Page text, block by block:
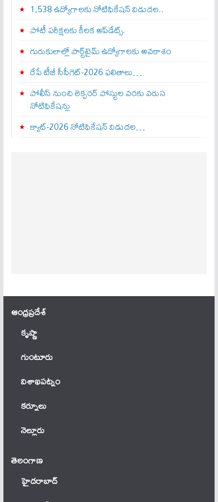
1,538 ఉద్యోగాలకు నోటిఫికేషన్ విడుదల..
పోటీ పరీక్షలకు కీలక అప్‌డేట్స్.
గురుకులాల్లో పార్ట్‌టైమ్ ఉద్యోగాలకు అవకాశం
రేపే టీజీ సీపీగెట్‌-2026 ఫలితాలు…
పోలీస్ నుంచి లెక్చరర్ పోస్టుల వరకు వరుస
నోటిఫికేషన్లు
క్యాట్-2026 నోటిఫికేషన్ విడుదల…
ఆంధ్ర‌ప్ర‌దేశ్
కృష్ణా
గుంటూరు
విశాఖపట్నం
కర్నూలు
నెల్లూరు
తెలంగాణ‌
హైదరాబాద్